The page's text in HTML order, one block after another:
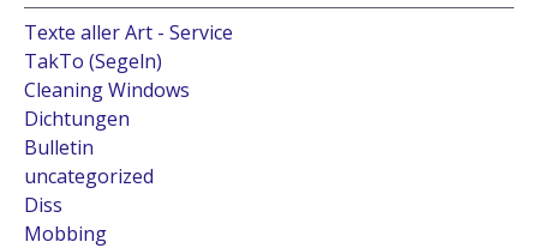
Texte aller Art - Service
TakTo (Segeln)
Cleaning Windows
Dichtungen
Bulletin
uncategorized
Diss
Mobbing